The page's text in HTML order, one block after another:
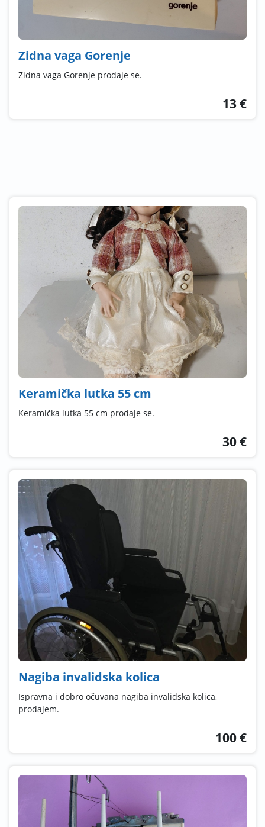
Zidna vaga Gorenje
Zidna vaga Gorenje prodaje se.
13 €
Keramička lutka 55 cm
Keramička lutka 55 cm prodaje se.
30 €
Nagiba invalidska kolica
Ispravna i dobro očuvana nagiba invalidska kolica,
prodajem.
100 €